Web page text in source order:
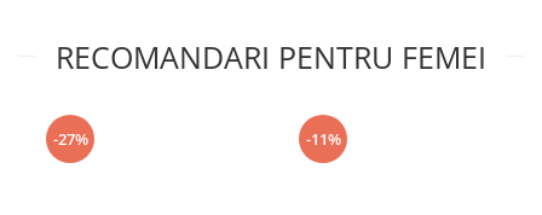
RECOMANDARI PENTRU FEMEI
-27% -11%